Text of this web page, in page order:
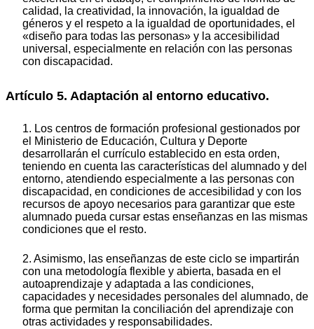
calidad, la creatividad, la innovación, la igualdad de
géneros y el respeto a la igualdad de oportunidades, el
«diseño para todas las personas» y la accesibilidad
universal, especialmente en relación con las personas
con discapacidad.
Artículo 5. Adaptación al entorno educativo.
1. Los centros de formación profesional gestionados por
el Ministerio de Educación, Cultura y Deporte
desarrollarán el currículo establecido en esta orden,
teniendo en cuenta las características del alumnado y del
entorno, atendiendo especialmente a las personas con
discapacidad, en condiciones de accesibilidad y con los
recursos de apoyo necesarios para garantizar que este
alumnado pueda cursar estas enseñanzas en las mismas
condiciones que el resto.
2. Asimismo, las enseñanzas de este ciclo se impartirán
con una metodología flexible y abierta, basada en el
autoaprendizaje y adaptada a las condiciones,
capacidades y necesidades personales del alumnado, de
forma que permitan la conciliación del aprendizaje con
otras actividades y responsabilidades.